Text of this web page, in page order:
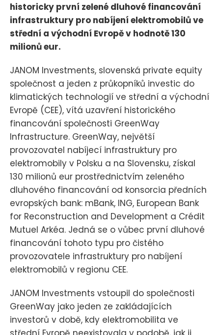
historicky první zelené dluhové financování
infrastruktury pro nabíjení elektromobilů ve
střední a východní Evropě v hodnotě 130
milionů eur.
JANOM Investments, slovenská private equity
společnost a jeden z průkopníků investic do
klimatických technologií ve střední a východní
Evropě (CEE), vítá uzavření historického
financování společnosti GreenWay
Infrastructure. GreenWay, největší
provozovatel nabíjecí infrastruktury pro
elektromobily v Polsku a na Slovensku, získal
130 milionů eur prostřednictvím zeleného
dluhového financování od konsorcia předních
evropských bank: mBank, ING, European Bank
for Reconstruction and Development a Crédit
Mutuel Arkéa. Jedná se o vůbec první dluhové
financování tohoto typu pro čistého
provozovatele infrastruktury pro nabíjení
elektromobilů v regionu CEE.
JANOM Investments vstoupil do společnosti
GreenWay jako jeden ze zakládajících
investorů v době, kdy elektromobilita ve